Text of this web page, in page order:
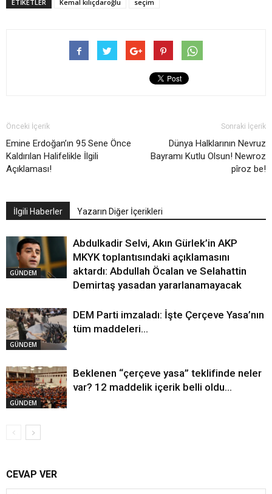
ETIKETLER Kemal kılıçdaroğlu seçim
Önceki İçerik
Emine Erdoğan’ın 95 Sene Önce
Kaldırılan Halifelikle İlgili
Açıklaması!
Sonraki İçerik
Dünya Halklarının Nevruz
Bayramı Kutlu Olsun! Newroz
pîroz be!
İlgili Haberler Yazarın Diğer İçerikleri
GÜNDEM
Abdulkadir Selvi, Akın Gürlek’in AKP
MKYK toplantısındaki açıklamasını
aktardı: Abdullah Öcalan ve Selahattin
Demirtaş yasadan yararlanamayacak
GÜNDEM
DEM Parti imzaladı: İşte Çerçeve Yasa’nın
tüm maddeleri…
GÜNDEM
Beklenen “çerçeve yasa” teklifinde neler
var? 12 maddelik içerik belli oldu…
CEVAP VER